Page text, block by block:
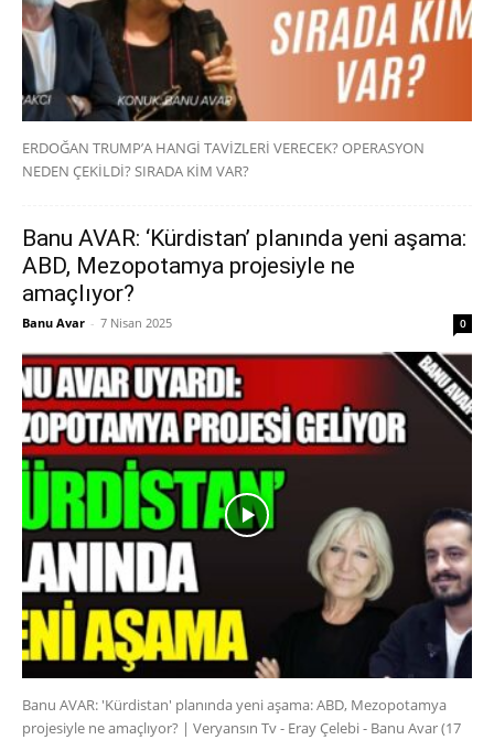
ERDOĞAN TRUMP’A HANGİ TAVİZLERİ VERECEK? OPERASYON
NEDEN ÇEKİLDİ? SIRADA KİM VAR?
Banu AVAR: ‘Kürdistan’ planında yeni aşama:
ABD, Mezopotamya projesiyle ne
amaçlıyor?
Banu Avar - 7 Nisan 2025 0
Banu AVAR: 'Kürdistan' planında yeni aşama: ABD, Mezopotamya
projesiyle ne amaçlıyor? | Veryansın Tv - Eray Çelebi - Banu Avar (17